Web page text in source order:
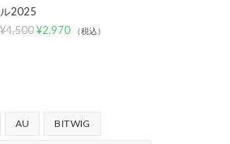
ル2025
¥4,500¥2,970 （税込）
AU BITWIG